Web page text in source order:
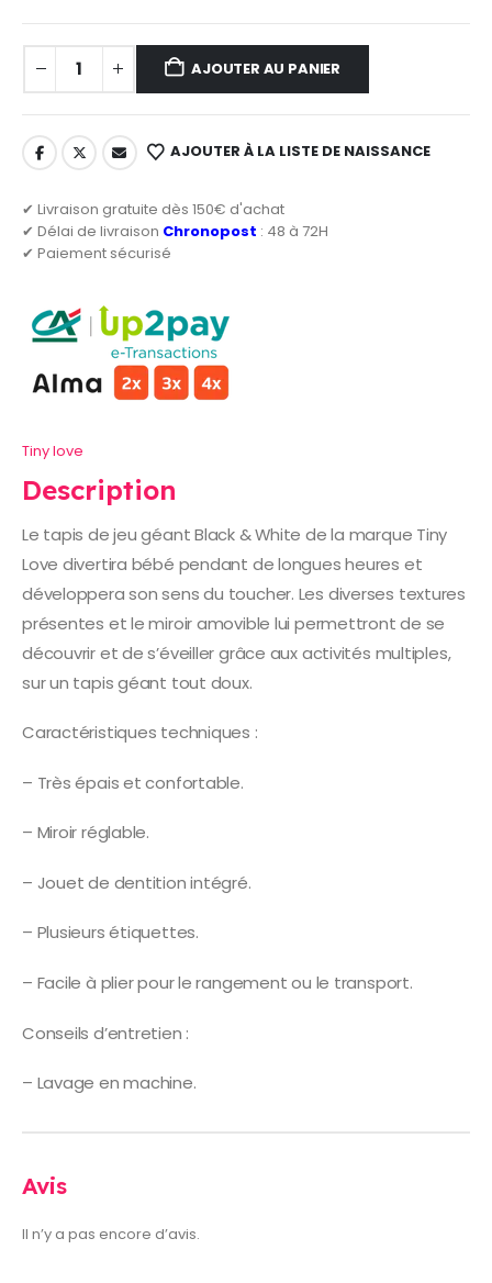
AJOUTER AU PANIER
AJOUTER À LA LISTE DE NAISSANCE
✔ Livraison gratuite dès 150€ d'achat
✔ Délai de livraison Chronopost : 48 à 72H
✔ Paiement sécurisé
Tiny love
Description
Le tapis de jeu géant Black & White de la marque Tiny
Love divertira bébé pendant de longues heures et
développera son sens du toucher. Les diverses textures
présentes et le miroir amovible lui permettront de se
découvrir et de s’éveiller grâce aux activités multiples,
sur un tapis géant tout doux.
Caractéristiques techniques :
– Très épais et confortable.
– Miroir réglable.
– Jouet de dentition intégré.
– Plusieurs étiquettes.
– Facile à plier pour le rangement ou le transport.
Conseils d’entretien :
– Lavage en machine.
Avis
Il n’y a pas encore d’avis.